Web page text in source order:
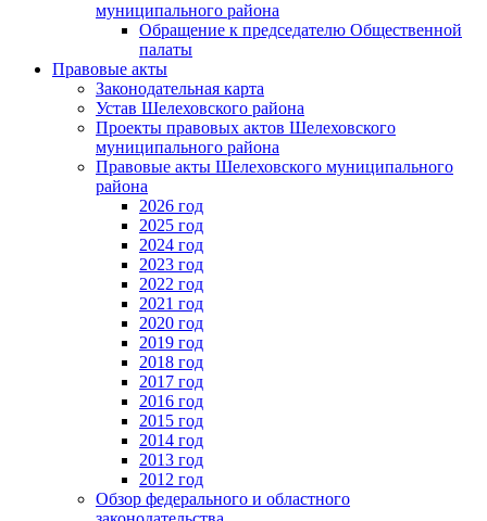
муниципального района
Обращение к председателю Общественной
палаты
Правовые акты
Законодательная карта
Устав Шелеховского района
Проекты правовых актов Шелеховского
муниципального района
Правовые акты Шелеховского муниципального
района
2026 год
2025 год
2024 год
2023 год
2022 год
2021 год
2020 год
2019 год
2018 год
2017 год
2016 год
2015 год
2014 год
2013 год
2012 год
Обзор федерального и областного